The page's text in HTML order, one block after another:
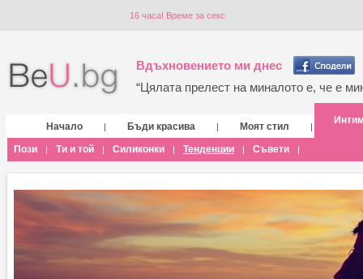
16 часа! Време за секс
Вдъхновението ми днес
“Цялата прелест на миналото е, че е
Начало | Бъди красива | Моят стил |
Пози | Ти и той | Силиконки | Тенденции | Съвети |